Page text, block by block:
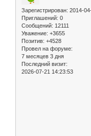
Зарегистрирован: 2014-
Приглашений: 0
Сообщений: 12111
Уважение: +3655
Позитив: +4528
Провел на форуме:
7 месяцев 3 дня
Последний визит:
2026-07-21 14:23:53